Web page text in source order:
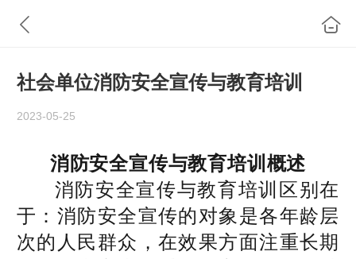
社会单位消防安全宣传与教育培训
2023-05-25
消防安全宣传与教育培训概述
消防安全宣传与教育培训区别在
于：消防安全宣传的对象是各年龄层
次的人民群众，在效果方面注重长期